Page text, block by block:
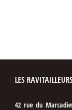
LES
42 rue du